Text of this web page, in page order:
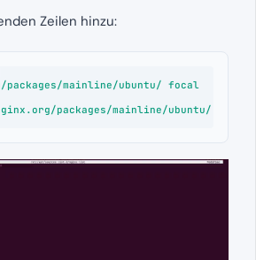
Zeilen hinzu:
mainline/ubuntu/ focal
packages/mainline/ubuntu/